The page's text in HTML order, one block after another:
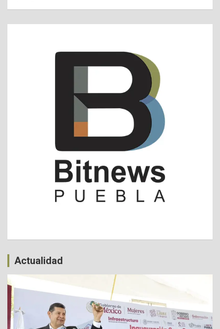
Actualidad